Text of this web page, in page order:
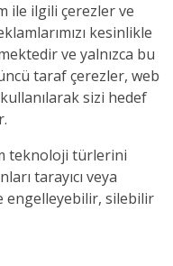
ile ilgili çerezler ve
kesinlikle
ve yalnızca bu
taraf çerezler, web
sizi hedef
teknoloji türlerini
tarayıcı veya
engelleyebilir, silebilir